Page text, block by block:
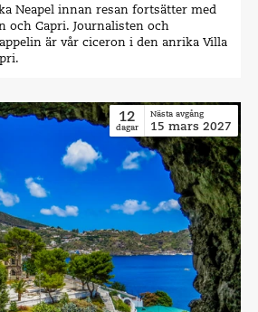
Neapel innan resan fortsätter med
och Capri. Journalisten och
är vår ciceron i den anrika Villa
12
dagar
Nästa avgång
15mars 2027